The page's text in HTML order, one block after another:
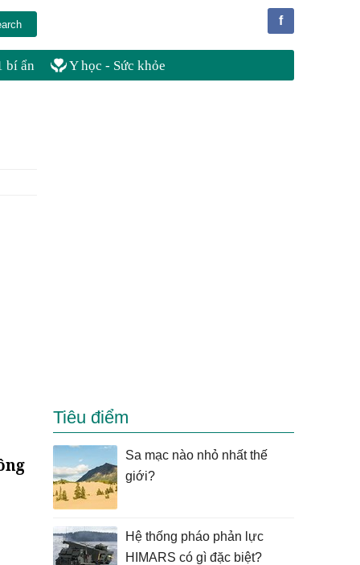
f
bí ẩn Y học - Sức khỏe
Tiêu điểm
Sa mạc nào nhỏ nhất thế
giới?
Hệ thống pháo phản lực
HIMARS có gì đặc biệt?